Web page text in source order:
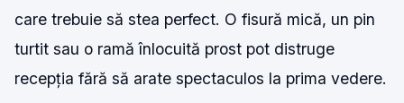
care trebuie să stea perfect. O fisură mică, un pin
turtit sau o ramă înlocuită prost pot distruge
recepția fără să arate spectaculos la prima vedere.